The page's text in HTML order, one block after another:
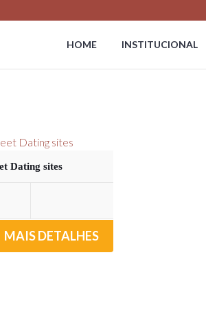
HOME INSTITUCIONAL
Dating sites
MAIS DETALHES